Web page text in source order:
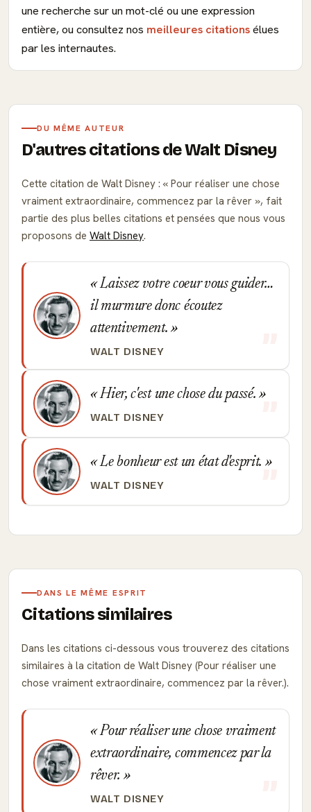
une recherche sur un mot-clé ou une expression
entière, ou consultez nos meilleures citationsélues
par les internautes.
DU MÊME AUTEUR
D'autres citations de Walt Disney
Cette citation de Walt Disney :
Pour réaliser une chose
vraiment extraordinaire, commencez par la rêver , fait
partie des plus belles citations et pensées que nous vous
proposons de Walt Disney.
Laissez votre coeur vous guider…
il murmure donc écoutez
attentivement.
WALT DISNEY
Hier, c'est une chose du passé.
WALT DISNEY
Le bonheur est un état d'esprit.
WALT DISNEY
DANS LE MÊME ESPRIT
Citations similaires
Dans les citations ci-dessous vous trouverez des citations
similaires à la citation de Walt Disney (Pour réaliser une
chose vraiment extraordinaire, commencez par la rêver.).
Pour réaliser une chose vraiment
extraordinaire, commencez par la
rêver.
WALT DISNEY